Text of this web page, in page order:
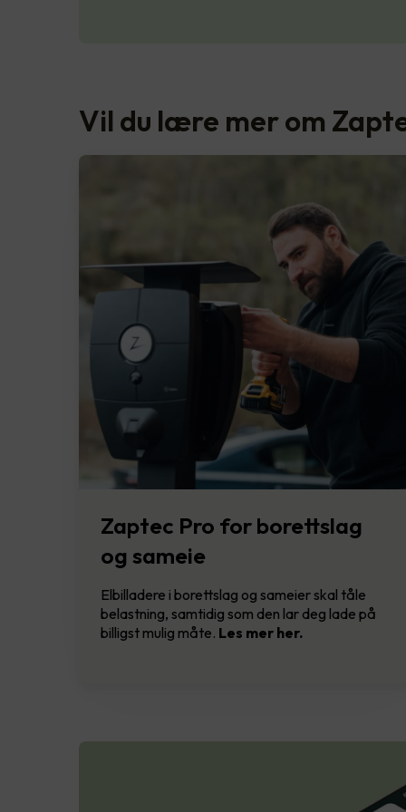
Vil du lære mer om
Zaptec Pro for borettslag
og sameie
Elbilladere i borettslag og sameier skal tåle
belastning, samtidig som den lar deg lade på
billigst mulig måte. Les mer her.